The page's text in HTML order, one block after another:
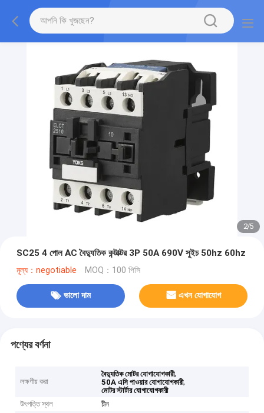
2/5
SC25 4 পোল AC বৈদ্যুতিক কন্টাক্টর 3P 50A 690V সুইচ 50hz 60hz
মূল্য：negotiable MOQ：100 পিসি
ভালো দাম এখন যোগাযোগ
পণ্যের বর্ণনা
লক্ষণীয় করা
বৈদ্যুতিক মোটর যোগাযোগকারী,
50A এসি পাওয়ার যোগাযোগকারী,
মোটর স্টার্টার যোগাযোগকারী
উৎপত্তি স্থল
চীন